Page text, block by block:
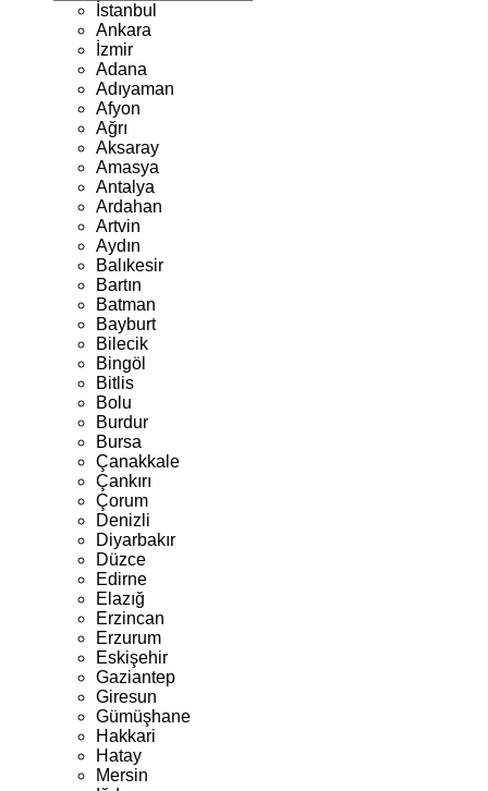
İstanbul
Ankara
İzmir
Adana
Adıyaman
Afyon
Ağrı
Aksaray
Amasya
Antalya
Ardahan
Artvin
Aydın
Balıkesir
Bartın
Batman
Bayburt
Bilecik
Bingöl
Bitlis
Bolu
Burdur
Bursa
Çanakkale
Çankırı
Çorum
Denizli
Diyarbakır
Düzce
Edirne
Elazığ
Erzincan
Erzurum
Eskişehir
Gaziantep
Giresun
Gümüşhane
Hakkari
Hatay
Mersin